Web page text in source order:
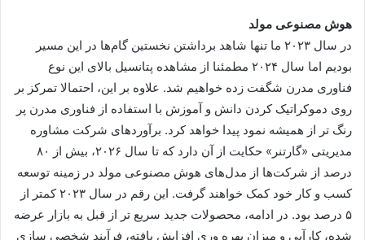
هوش مصنوعی مولد
در سال ۲۰۲۳ ما تنها شاهد برداشتن نخستین گام‌ها در این مسیر
بودیم اما سال ۲۰۲۴ مطمئنا از مشاهده پتانسیل بالای این نوع
فناوری مدرن شگفت زده خواهیم شد. علاوه بر این، احتمالا تمرکز بر
روی دموکراتیک کردن دانش و آموزش با استفاده از فناوری مدرن پر
رنگ تر از همیشه نمود پیدا خواهد کرد. برآورد‌های شرکت مشاوره
مدیریتی «گارتنر» حکایت از آن دارد که تا سال ۲۰۲۶، بیش از ۸۰
درصد از شرکت‌ها از مدل‌های هوش مصنوعی مولد در زمینه توسعه
کسب و کار خود کمک خواهند گرفت. این رقم در سال ۲۰۲۳ کمتر از
۵ درصد بود. در ادامه، محصولات جدید سریع تر از قبل به بازار عرضه
شده، کارآیی و میزان بهره وری افزایش یافته، فرآیند شخصی سازی